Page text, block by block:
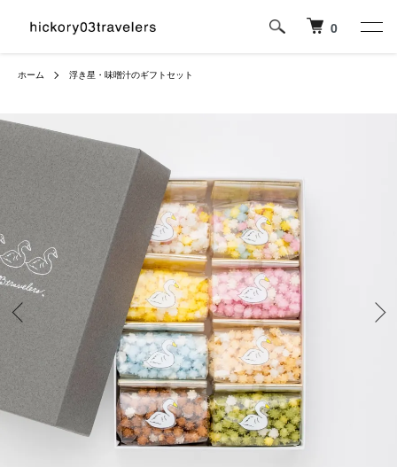
0
ホーム 浮き星・味噌汁のギフトセット